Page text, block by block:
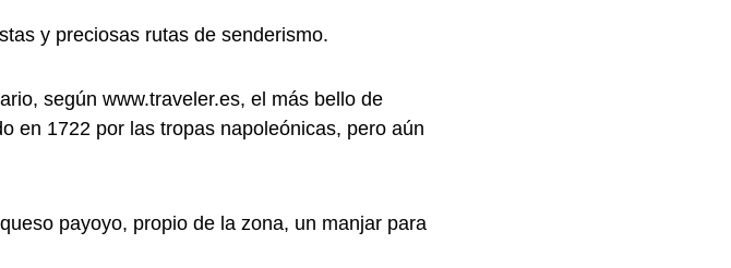
y preciosas rutas de senderismo.
según www.traveler.es, el más bello de
en 1722 por las tropas napoleónicas, pero aún
payoyo, propio de la zona, un manjar para